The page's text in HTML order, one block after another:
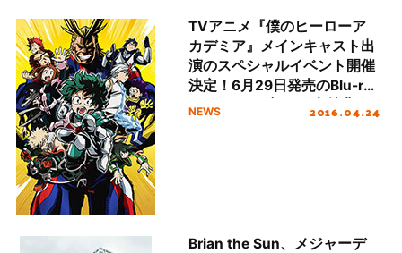
TVアニメ『僕のヒーローア
カデミア』メインキャスト出
演のスペシャルイベント開催
決定！6月29日発売のBlu-ray
＆DVD Vol.1初回限定特典と
NEWS 2016.04.24
Brian the Sun、メジャーデ